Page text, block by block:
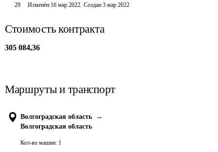
29 Изменён 16 мар 2022. Создан 3 мар 2022
Стоимость контракта
305 084,36
Маршруты и транспорт
Волгоградская область
→
Волгоградская область
Кол-во машин: 1